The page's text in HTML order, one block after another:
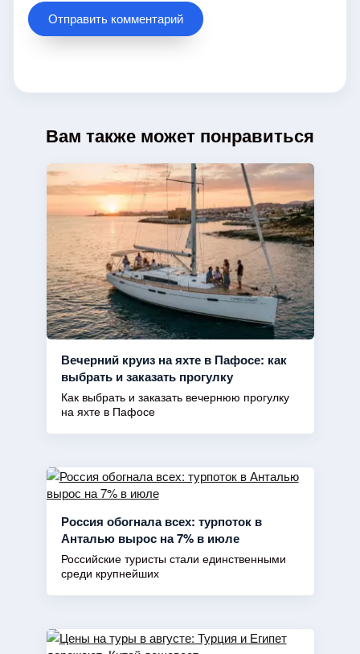
Вам также может понравиться
Вечерний круиз на яхте в Пафосе: как
выбрать и заказать прогулку
Как выбрать и заказать вечернюю прогулку
на яхте в Пафосе
Россия обогнала всех: турпоток в
Анталью вырос на 7% в июле
Российские туристы стали единственными
среди крупнейших